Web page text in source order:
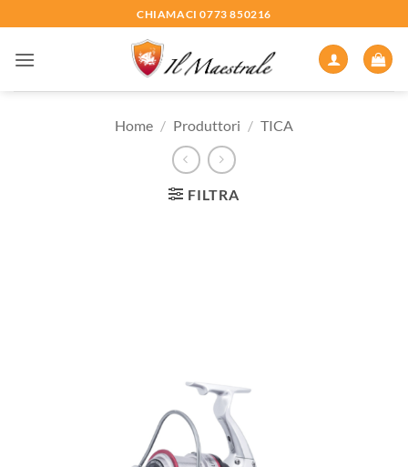
ai
contenuti
CHIAMACI 0773 850216
Home / Produttori / TICA
FILTRA